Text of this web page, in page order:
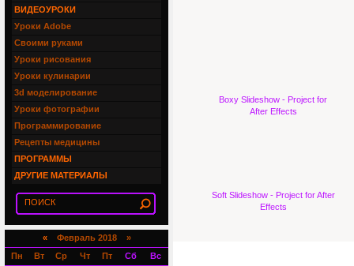
Boxy Slideshow - Project for
After Effects
Soft Slideshow - Project for After
Effects
ВИДЕОУРОКИ
Уроки Adobe
Своими руками
Уроки рисования
Уроки кулинарии
3d моделирование
Уроки фотографии
Программирование
Рецепты медицины
ПРОГРАММЫ
ДРУГИЕ МАТЕРИАЛЫ
«Февраль 2018 »
Пн
Вт Ср Чт Пт Сб
Вс